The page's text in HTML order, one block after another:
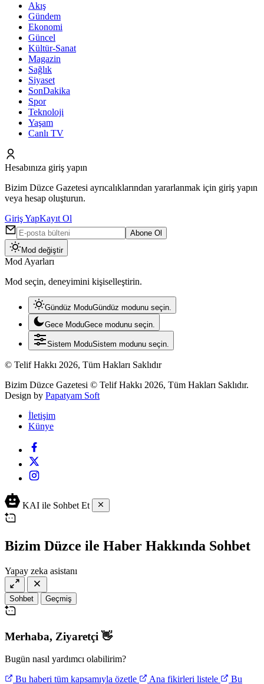
Akış
Gündem
Ekonomi
Güncel
Kültür-Sanat
Magazin
Sağlık
Siyaset
SonDakika
Spor
Teknoloji
Yaşam
Canlı TV
Hesabınıza giriş yapın
Bizim Düzce Gazetesi ayrıcalıklarından yararlanmak için giriş yapın
veya hesap oluşturun.
Giriş YapKayıt Ol
Abone Ol
Mod değiştir
Mod Ayarları
Mod seçin, deneyimini kişiselleştirin.
Gündüz ModuGündüz modunu seçin.
Gece ModuGece modunu seçin.
Sistem ModuSistem modunu seçin.
© Telif Hakkı 2026, Tüm Hakları Saklıdır
Bizim Düzce Gazetesi © Telif Hakkı 2026, Tüm Hakları Saklıdır.
Design by Papatyam Soft
İletişim
Künye
KAI ile Sohbet Et
Bizim Düzce ile Haber Hakkında Sohbet
Yapay zeka asistanı
Sohbet Geçmiş
Merhaba, Ziyaretçi 👋
Bugün nasıl yardımcı olabilirim?
Bu haberi tüm kapsamıyla özetle
Ana fikirleri listele Bu